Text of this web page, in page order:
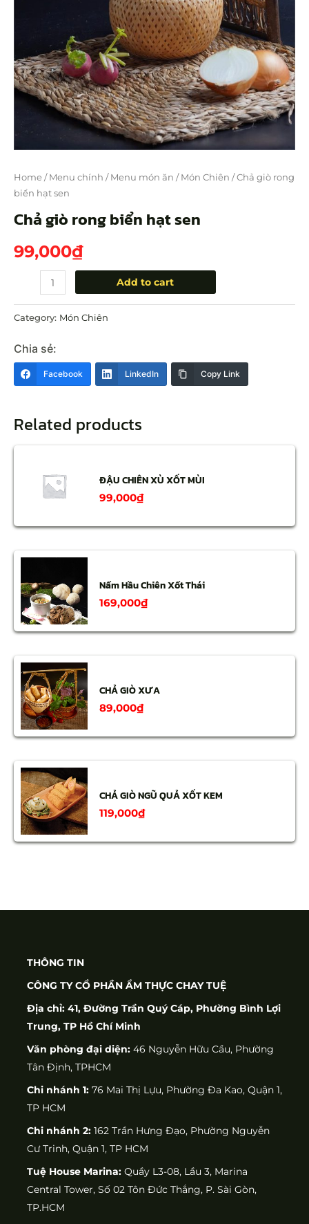
Home / Menu chính / Menu món ăn / Món Chiên / Chả giò rong
biển hạt sen
Chả giò rong biển hạt sen
99,000₫
Add to cart
Category: Món Chiên
Chia sẻ:
Facebook LinkedIn Copy Link
Related products
ĐẬU CHIÊN XÙ XỐT MÙI
99,000₫
Nấm Hầu Chiên Xốt Thái
169,000₫
CHẢ GIÒ XƯA
89,000₫
CHẢ GIÒ NGŨ QUẢ XỐT KEM
119,000₫
THÔNG TIN
CÔNG TY CỔ PHẦN ẨM THỰC CHAY TUỆ
Địa chỉ: 41, Đường Trần Quý Cáp, Phường Bình Lợi
Trung, TP Hồ Chí Minh
Văn phòng đại diện: 46 Nguyễn Hữu Cầu, Phường
Tân Định, TPHCM
Chi nhánh 1: 76 Mai Thị Lựu, Phường Đa Kao, Quận 1,
TP HCM
Chi nhánh 2: 162 Trần Hưng Đạo, Phường Nguyễn
Cư Trinh, Quận 1, TP HCM
Tuệ House Marina: Quầy L3-08, Lầu 3, Marina
Central Tower, Số 02 Tôn Đức Thắng, P. Sài Gòn,
TP.HCM